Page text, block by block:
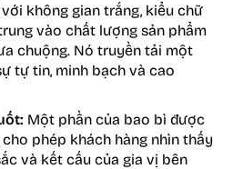
không gian trắng, kiểu chữ
vào chất lượng sản phẩm
chuộng. Nó truyền tải một
tự tin, minh bạch và cao
Một phần của bao bì được
phép khách hàng nhìn thấy
và kết cấu của gia vị bên